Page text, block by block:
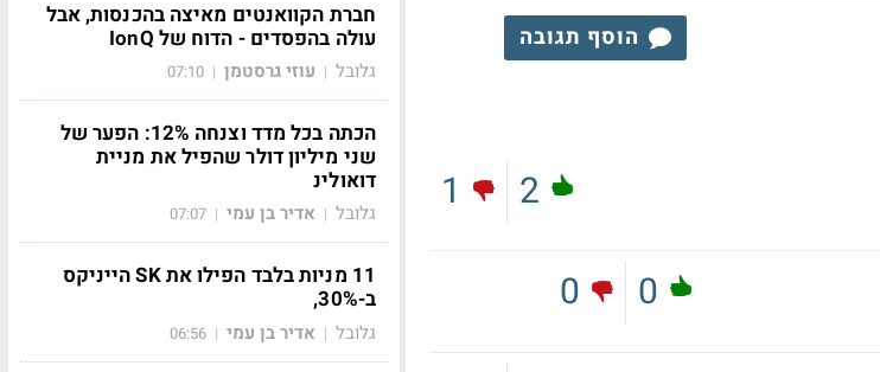
הוסף תגובה
2
1
0
0
חברת הקוואנטים מאיצה בהכנסות, אבל
עולה בהפסדים - הדוח של IonQ
גלובל | עוזי גרסטמן |
07:10
הכתה בכל מדד וצנחה 12%: הפער של
שני מיליון דולר שהפיל את מניית
דואולינ
גלובל | אדיר בן עמי |
07:07
11 מניות בלבד הפילו את SK הייניקס
ב-30%,
גלובל | אדיר בן עמי |
06:56